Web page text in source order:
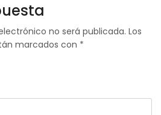
no será publicada. Los
marcados con *